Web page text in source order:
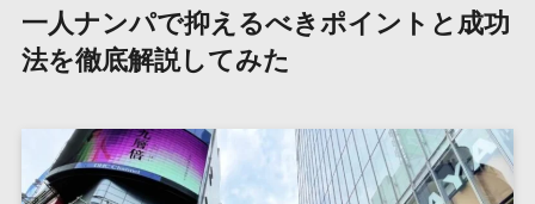
一人ナンパで抑えるべきポイントと成功
法を徹底解説してみた